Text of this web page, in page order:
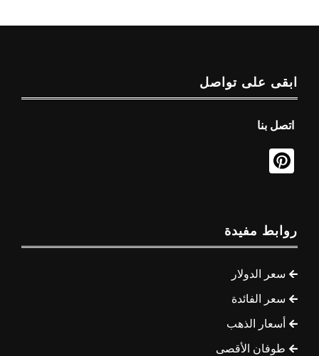
ابقى على تواصل
اتصل بنا
روابط مفيدة
سعر الدولار
سعر الفائدة
أسعار الذهب
طوفان الأقصى